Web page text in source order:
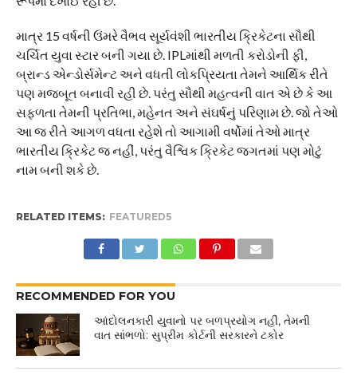
માત્ર 15 વર્ષની ઉંમરે વૈભવ સૂર્યવંશી ભારતીય ક્રિકેટના સૌથી
ચર્ચિત યુવા સ્ટાર બની ગયા છે. IPLમાંથી મળતી કરોડોની ફી,
બ્રાન્ડ એન્ડોર્સમેન્ટ અને વધતી લોકપ્રિયતા તેમને આર્થિક રીતે
પણ મજબૂત બનાવી રહી છે. પરંતુ સૌથી મહત્વની વાત એ છે કે આ
સફળતા તેમની પ્રતિભા, મહેનત અને સંઘર્ષનું પરિણામ છે. જો તેઓ
આ જ રીતે આગળ વધતા રહેશે તો આગામી વર્ષોમાં તેઓ માત્ર
ભારતીય ક્રિકેટ જ નહીં, પરંતુ વૈશ્વિક ક્રિકેટ જગતમાં પણ મોટું
નામ બની શકે છે.
RELATED ITEMS: FEATURED5
RECOMMENDED FOR YOU
આંદોલનકારી યુવાનો પર બળપ્રયોગ નહીં, તેમની
વાત સાંભળો: સુપ્રીમ કોર્ટની સરકારને ટકોર